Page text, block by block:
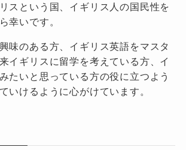
スという国、イギリス人の国民性を
幸いです。
味のある方、イギリス英語をマスタ
イギリスに留学を考えている方、イ
たいと思っている方の役に立つよう
いけるように心がけています。